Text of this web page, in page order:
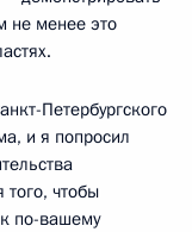
не менее это
Петербургского
и я попросил
того, чтобы
по-вашему